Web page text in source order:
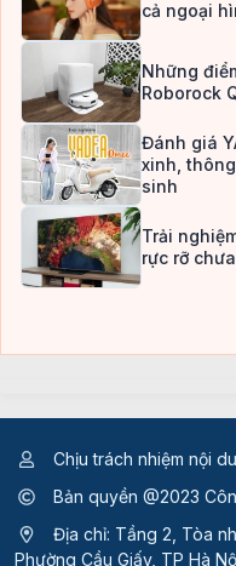
cả ngoại
Những
Roborock
Đánh giá
xinh,
sinh
Trải
rực rỡ
Chịu trách nhiệm nội
Bản quyền @2023
Địa chỉ: Tầng 2, Tòa
Phường Cầu Giấy, TP Hà